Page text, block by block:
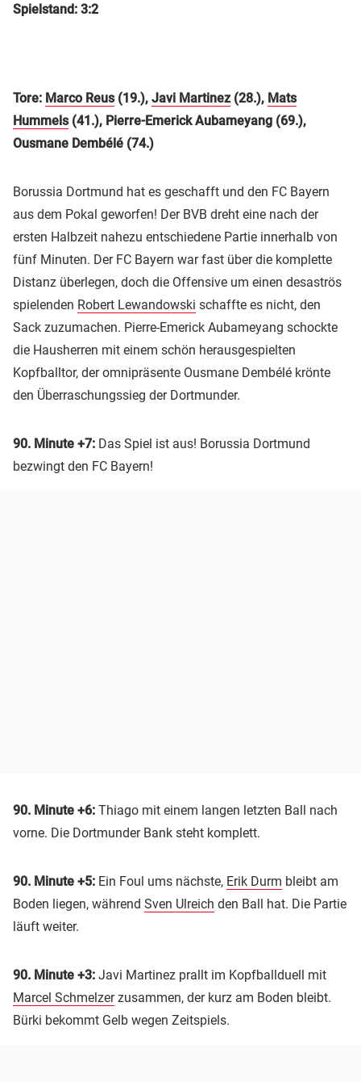
Spielstand: 3:2
Tore: Marco Reus(19.), Javi Martinez(28.), Mats
Hummels(41.), Pierre-Emerick Aubameyang (69.),
Ousmane Dembélé (74.)
Borussia Dortmund hat es geschafft und den FC Bayern
aus dem Pokal geworfen! Der BVB dreht eine nach der
ersten Halbzeit nahezu entschiedene Partie innerhalb von
fünf Minuten. Der FC Bayern war fast über die komplette
Distanz überlegen, doch die Offensive um einen desaströs
spielenden Robert Lewandowski schaffte es nicht, den
Sack zuzumachen. Pierre-Emerick Aubameyang schockte
die Hausherren mit einem schön herausgespielten
Kopfballtor, der omnipräsente Ousmane Dembélé krönte
den Überraschungssieg der Dortmunder.
90. Minute +7: Das Spiel ist aus! Borussia Dortmund
bezwingt den FC Bayern!
90. Minute +6: Thiago mit einem langen letzten Ball nach
vorne. Die Dortmunder Bank steht komplett.
90. Minute +5: Ein Foul ums nächste, Erik Durm bleibt am
Boden liegen, während Sven Ulreich den Ball hat. Die Partie
läuft weiter.
90. Minute +3: Javi Martinez prallt im Kopfballduell mit
Marcel Schmelzerzusammen, der kurz am Boden bleibt.
Bürki bekommt Gelb wegen Zeitspiels.